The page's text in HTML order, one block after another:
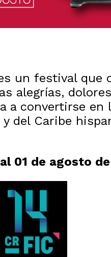
un festival que
alegrías,
a convertirse en
del Caribe
01 de agosto